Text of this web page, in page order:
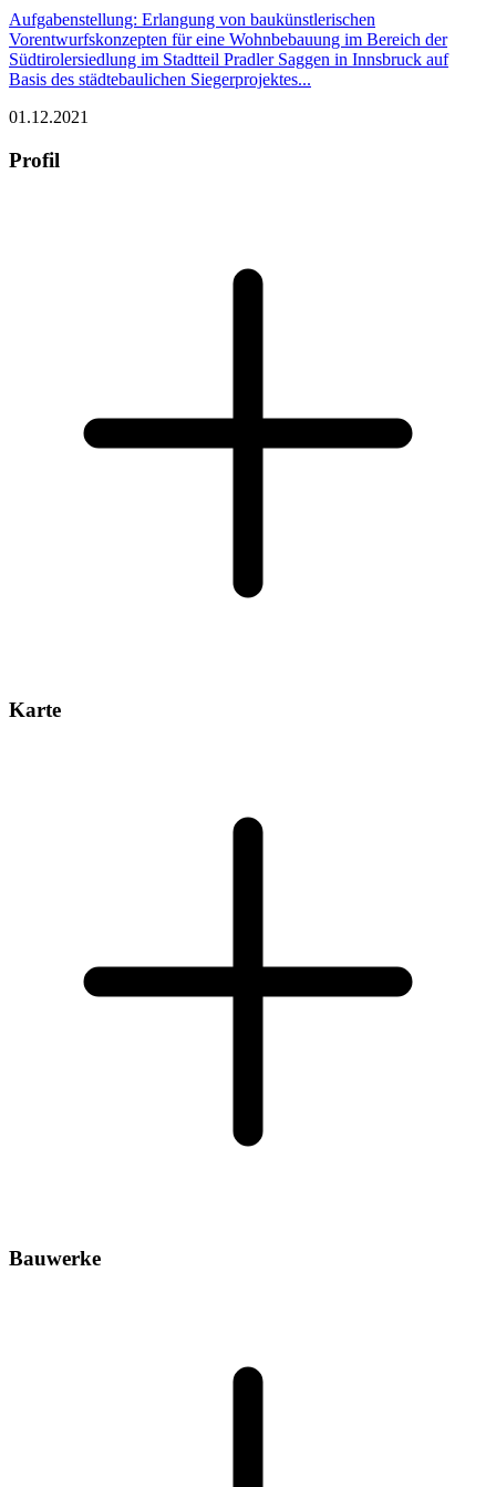
Aufgabenstellung: Erlangung von baukünstlerischen
Vorentwurfskonzepten für eine Wohnbebauung im Bereich der
Südtirolersiedlung im Stadtteil Pradler Saggen in Innsbruck auf
Basis des städtebaulichen Siegerprojektes...
01.12.2021
Profil
Karte
Bauwerke